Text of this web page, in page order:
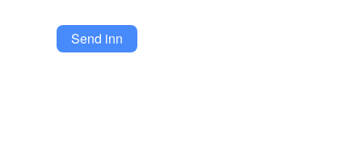
Send inn